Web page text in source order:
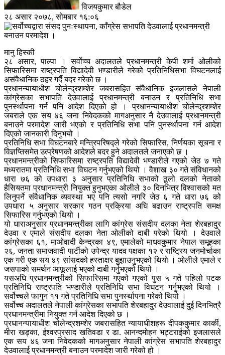
विजयकुमार बौडेल
२८ असार २०७८, सोमबार १६:०६
मानु हिस्की
२८ असार, पाल्पा । सर्वोच्च अदालतले प्रधानमन्त्री केपी शर्मा ओलीको
सिफारिसमा राष्ट्रपति विद्यादेवी भण्डारीले गरेको प्रतिनिधिसभा विघटनलाई
असंवैधानिक ठहर गर्दै बदर गरेको छ ।
प्रधानन्यायाधीश चोलेन्द्रशम्शेर जबरासहित संवैधानिक इजलासले नेपाली
कांग्रेसका सभापति देउवालाई प्रधानमन्त्री बनाउन र प्रतिनिधि सभा
पुनर्स्थापना गर्न पनि आदेश दिएको हो । प्रधानन्यायाधीश चोलेन्द्रशम्शेर
जबराले एक सय ४६ जना निवेदकको मागअनुसार नै देउवालाई प्रधानमन्त्री
बनाउने परमादेश जारी भएको र प्रतिनिधि सभा पनि पुनर्स्थापना गर्न आदेश
दिएको जानकारी दिनुभयो ।
प्रतिनिधि सभा विघटनबारे मन्त्रिपरिषद्ले गरेको सिफारिस, निर्णयका सूचना र
विज्ञप्तिसमेत उत्प्रेषणको आदेशले बदर हुने अदालतले जनाएको छ ।
प्रधानमन्त्रीको सिफारिसमा राष्ट्रपति विद्यादेवी भण्डारीले गएको जेठ ७ गते
मध्यरातमा प्रतिनिधि सभा विघटन गर्नुभएको थियो । वैशाख ३० गते संविधानको
धारा ७६ को उपधारा ३ अनुसार प्रतिनिधि सभाको ठूलो दलको नेताको
हैसियतमा प्रधानमन्त्री नियुक्त हुनुभएका ओलीले ३० दिनभित्र विश्वासको मत
लिनुपर्ने संवैधानिक व्यवस्था भए पनि त्यसो नगरि जेठ ६ गते धारा ७६ को
उपधारा ५ अनुसार सरकार गठन प्रक्रिया अघि बढाउन राष्ट्रपति समक्ष
सिफारिस गर्नुभएको थियो ।
यो धाराअनुसार प्रधानमन्त्रीका लागि कांग्रेस संसदीय दलका नेता शेरबहादुर
देउवा र एमाले संसदीय दलका नेता ओलीको दाबी परेको थियो । देउवाले
कांग्रेसका ६१, माओवादी केन्द्रका ४९, एमालेको माधवकुमार नेपाल समूहका
२६, जनता समाजवादी पार्टीको उपेन्द्र यादव पक्षका १२ र राष्ट्रिय जनमोर्चाका
एक गरी एक सय ४९ सांसदको हस्ताक्षर बुझाउनुभएको थियो । ओलीले एमाले र
जसपाको समर्थन आफूलाई भएको दाबी गर्नुभएको थियो ।
यसअघि प्रधानमन्त्रीको सिफारिसमा गएको गएको पुस ५ गते पहिलो पटक
प्रतिनिधि राष्ट्रपति भण्डारीले प्रतिनिधि सभा विघटन गर्नुभएको थियो ।
सर्वोच्चले फागुन ११ गते प्रतिनिधि सभा पुनर्स्थापना गरेको थियो ।
सर्वोच्च अदालतले नेपाली कांग्रेसका सभापति शेरबहादुर देउवालाई दुई दिनभित्रै
प्रधानमन्त्रीमा नियुक्त गर्न आदेश दिएको छ ।
प्रधानन्यायाधीश चोलेन्द्रशम्शेर जबरासहित न्यायाधीशहरू दीपककुमार कार्की,
मीरा खड्का, ईश्वरप्रसाद खतिवडा र डा. आनन्दमोहन भट्टराईको इजलासले
एक सय ४६ जना निवेदकको मागअनुसार नेपाली कांग्रेस सभापति शेरबहादुर
देउवालाई प्रधानमन्त्री बनाउन परमादेश जारी गरेको हो ।